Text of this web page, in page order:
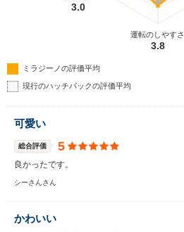
運転のしやすさ
3.8
3.0
ミラジーノの評価平均
現行のハッチバックの評価平均
可愛い
総合評価 5
良かったです。
シーさんさん
かわいい